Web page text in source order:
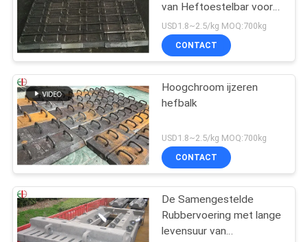
van Heftoestelbar voor
Molendelen, Slijtvaste
EB2009
USD1.8~2.5/kg MOQ:700kg
CONTACT
Hoogchroom ijzeren
hefbalk
USD1.8~2.5/kg MOQ:700kg
CONTACT
De Samengestelde
Rubbervoering met lange
levensuur van